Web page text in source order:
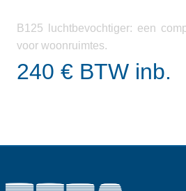
B125 luchtbevochtiger: een
voor woonruimtes.
240 € BTW inb.